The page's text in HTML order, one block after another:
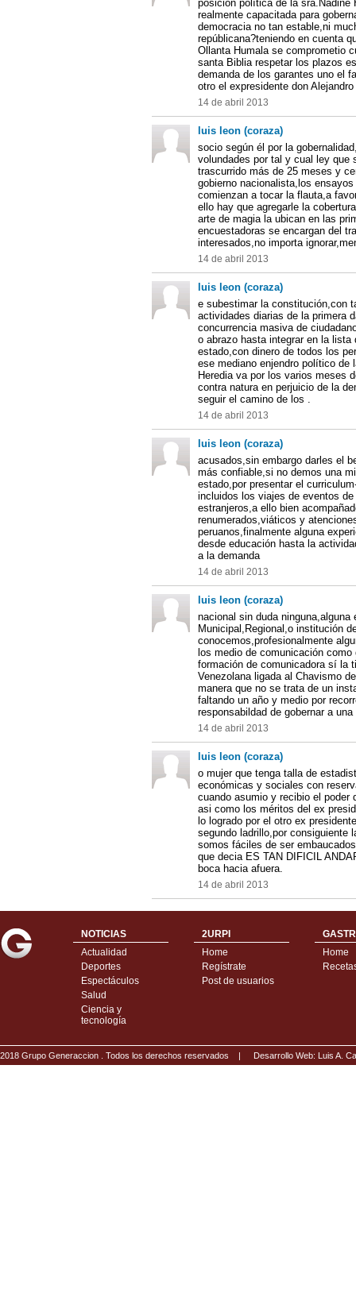
posición política de la sra.Nadine
realmente capacitada para
democracia no tan estable,ni
repúblicana?teniendo en cuenta
Ollanta Humala se comprometio
santa Biblia respetar los plazos
demanda de los garantes uno el
otro el expresidente don
14 de abril 2013
luis leon (coraza)
socio según él por la
volundades por tal y cual ley que
trascurrido más de 25 meses y
gobierno nacionalista,los
comienzan a tocar la flauta,a
ello hay que agregarle la
arte de magia la ubican en las
encuestadoras se encargan del
interesados,no importa
14 de abril 2013
luis leon (coraza)
e subestimar la constitución,con
actividades diarias de la primera
concurrencia masiva de
o abrazo hasta integrar en la
estado,con dinero de todos los
ese mediano enjendro político de
Heredia va por los varios meses
contra natura en perjuicio de la
seguir el camino de los .
14 de abril 2013
luis leon (coraza)
acusados,sin embargo darles el
más confiable,si no demos una
estado,por presentar el
incluidos los viajes de eventos
estranjeros,a ello bien
renumerados,viáticos y
peruanos,finalmente alguna
desde educación hasta la
a la demanda
14 de abril 2013
luis leon (coraza)
nacional sin duda ninguna,alguna
Municipal,Regional,o institución
conocemos,profesionalmente
los medio de comunicación
formación de comunicadora sí la
Venezolana ligada al Chavismo
manera que no se trata de un
faltando un año y medio por
responsabildad de gobernar a
14 de abril 2013
luis leon (coraza)
o mujer que tenga talla de
económicas y sociales con
cuando asumio y recibio el poder
asi como los méritos del ex
lo logrado por el otro ex
segundo ladrillo,por consiguiente
somos fáciles de ser
que decia ES TAN DIFICIL
boca hacia afuera.
14 de abril 2013
NOTICIAS
Actualidad
Deportes
Espectáculos
Salud
Ciencia y
tecnología
2URPI
Home
Regístrate
Post de usuarios
Home
2018 Grupo Generaccion . Todos los derechos reservados | Desarrollo Web: Luis